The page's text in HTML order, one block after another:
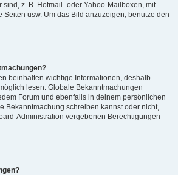
z. B. Hotmail- oder Yahoo-Mailboxen, mit
Seiten usw. Um das Bild anzuzeigen, benutze den
beinhalten wichtige Informationen, deshalb
lesen. Globale Bekanntmachungen
Forum und ebenfalls in deinem persönlichen
Bekanntmachung schreiben kannst oder nicht,
Administration vergebenen Berechtigungen